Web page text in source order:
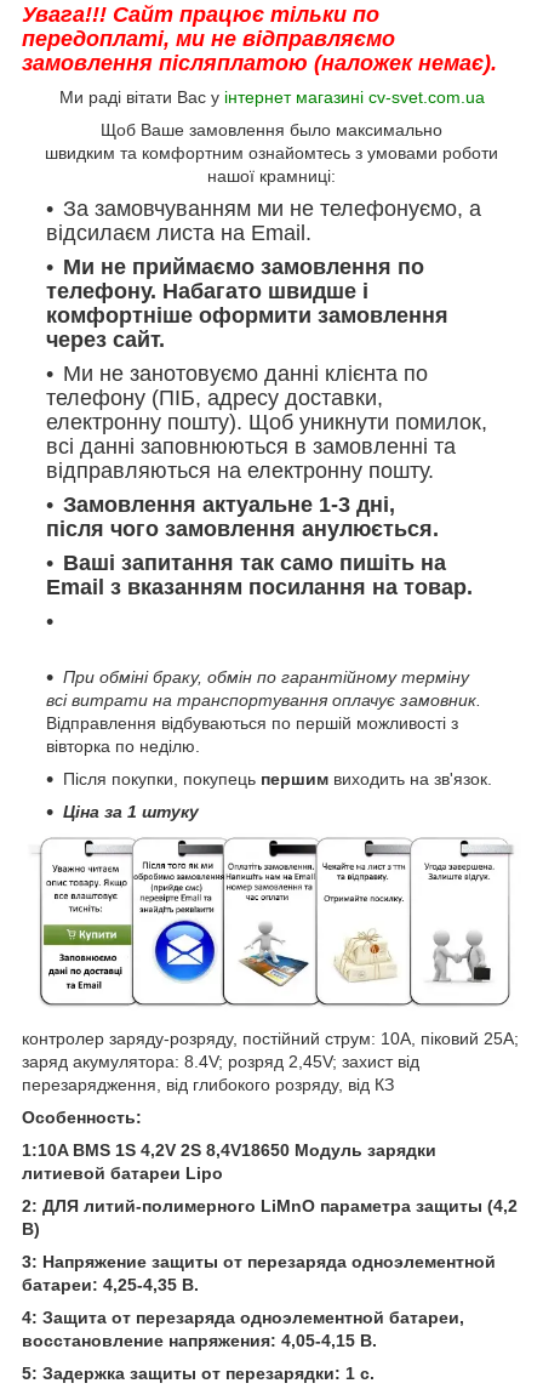
Увага!!! Сайт працює тільки по
передоплаті, ми не відправляємо
замовлення післяплатою (наложек немає).
Ми раді вітати Вас у інтернет магазині cv-svet.com.ua
Щоб Ваше замовлення было максимально
швидким та комфортним ознайомтесь з умовами роботи
нашої крамниці:
За замовчуванням ми не телефонуємо, а
відсилаєм листа на Email.
Ми не приймаємо замовлення по
телефону. Набагато швидше і
комфортніше оформити замовлення
через сайт.
Ми не занотовуємо данні клієнта по
телефону (ПІБ, адресу доставки,
електронну пошту). Щоб уникнути помилок,
всі данні заповнюються в замовленні та
відправляються на електронну пошту.
Замовлення актуальне 1-3 дні,
після чого замовлення анулюється.
Ваші запитання так само пишіть на
Email з вказанням посилання на товар.
При обміні браку, обмін по гарантійному терміну
всі витрати на транспортування оплачує замовник.
Відправлення відбуваються по першій можливості з
вівторка по неділю.
Після покупки, покупець першим виходить на зв'язок.
Ціна за 1 штуку
контролер заряду-розряду, постійний струм: 10A, піковий 25А;
заряд акумулятора: 8.4V; розряд 2,45V; захист від
перезарядження, від глибокого розряду, від КЗ
Особенность:
1:10A BMS 1S 4,2V 2S 8,4V18650 Модуль зарядки
литиевой батареи Lipo
2: ДЛЯ литий-полимерного LiMnO параметра защиты (4,2
В)
3: Напряжение защиты от перезаряда одноэлементной
батареи: 4,25-4,35 В.
4: Защита от перезаряда одноэлементной батареи,
восстановление напряжения: 4,05-4,15 В.
5: Задержка защиты от перезарядки: 1 с.